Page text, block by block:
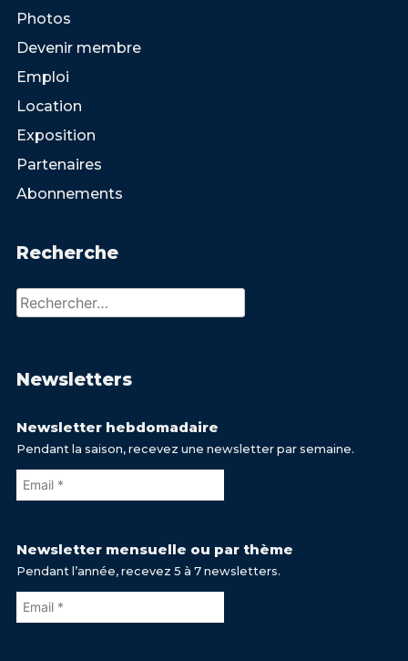
Photos
Devenir membre
Emploi
Location
Exposition
Partenaires
Abonnements
Recherche
Rechercher :
Newsletters
Newsletter hebdomadaire
Pendant la saison, recevez une newsletter par semaine.
Newsletter mensuelle ou par thème
Pendant l’année, recevez 5 à 7 newsletters.